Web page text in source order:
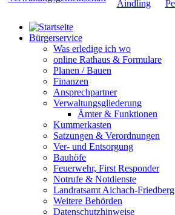
Bürgerservice
Was erledige ich wo
online Rathaus & Formulare
Planen / Bauen
Finanzen
Ansprechpartner
Verwaltungsgliederung
Ämter & Funktionen
Kummerkasten
Satzungen & Verordnungen
Ver- und Entsorgung
Bauhöfe
Feuerwehr, First Responder
Notrufe & Notdienste
Landratsamt Aichach-Friedberg
Weitere Behörden
Datenschutzhinweise